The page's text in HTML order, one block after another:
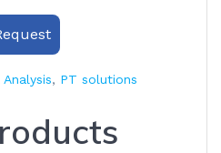
, PT solutions